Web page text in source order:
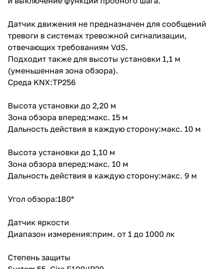
Датчик движения не предназначен для сообщений
тревоги в системах тревожной сигнализации,
отвечающих требованиям VdS.
Подходит также для высоты установки 1,1 м
(уменьшенная зона обзора).
Среда KNX:TP256
Высота установки до 2,20 м
Зона обзора вперед:макс. 15 м
Дальность действия в каждую сторону:макс. 10 м
Высота установки до 1,10 м
Зона обзора вперед:макс. 10 м
Дальность действия в каждую сторону:макс. 9 м
Угол обзора:180°
Датчик яркости
Диапазон измерения:прим. от 1 до 1000 лк
Степень защиты